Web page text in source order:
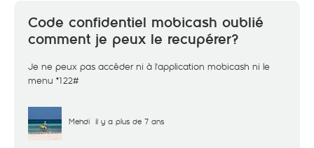
Code confidentiel mobicash oublié
comment je peux le recupérer?
Je ne peux pas accéder ni à l'application mobicash ni le
menu *122#
Mehdi il y a plus de 7 ans